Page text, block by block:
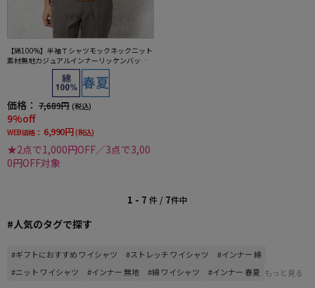
【綿100%】半袖Ｔシャツモックネックニット
素材無地カジュアルインナーリッケンバッカ
ーブラック春夏
価格： 7,689円 (税込)
9%off
WEB価格： 6,990円 (税込)
★2点で1,000円OFF／3点で3,00
0円OFF対象
1 - 7 件 / 7件中
#人気のタグで探す
#ギフトにおすすめ ワイシャツ #ストレッチ ワイシャツ
#インナー 綿
#ニット ワイシャツ
#インナー 無地 #綿 ワイシャツ #インナー 春夏 もっと見る